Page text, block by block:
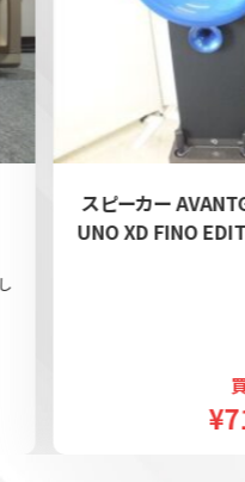
スピーカー
UNO XD FINO